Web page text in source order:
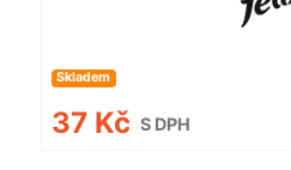
Skladem
37 Kč S DPH